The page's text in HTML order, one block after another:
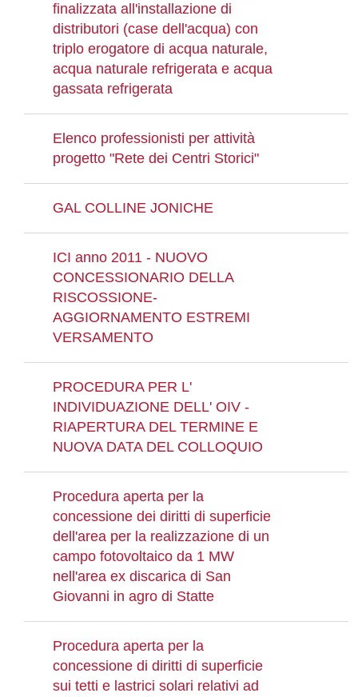
finalizzata all'installazione di
distributori (case dell'acqua) con
triplo erogatore di acqua naturale,
acqua naturale refrigerata e acqua
gassata refrigerata
Elenco professionisti per attività
progetto "Rete dei Centri Storici"
GAL COLLINE JONICHE
ICI anno 2011 - NUOVO
CONCESSIONARIO DELLA
RISCOSSIONE-
AGGIORNAMENTO ESTREMI
VERSAMENTO
PROCEDURA PER L'
INDIVIDUAZIONE DELL' OIV -
RIAPERTURA DEL TERMINE E
NUOVA DATA DEL COLLOQUIO
Procedura aperta per la
concessione dei diritti di superficie
dell'area per la realizzazione di un
campo fotovoltaico da 1 MW
nell'area ex discarica di San
Giovanni in agro di Statte
Procedura aperta per la
concessione di diritti di superficie
sui tetti e lastrici solari relativi ad